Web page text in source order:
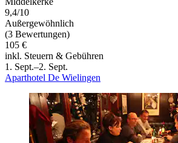
9,4/10
Außergewöhnlich
(3 Bewertungen)
105 €
inkl. Steuern & Gebühren
1. Sept.–2. Sept.
Aparthotel De Wielingen